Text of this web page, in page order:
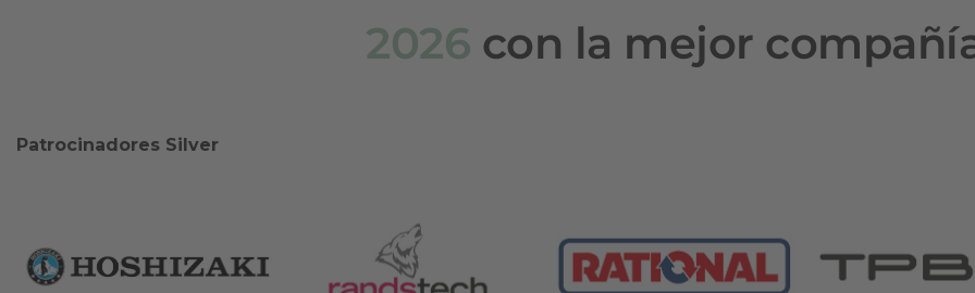
2026 con la mejor
Patrocinadores Silver